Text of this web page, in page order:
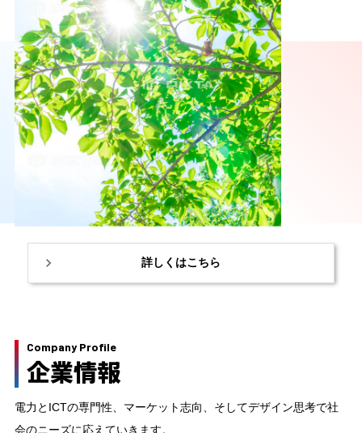
詳しくはこちら
Company Profile
企業情報
電力とICTの専門性、マーケット志向、そしてデザイン思考で社
会のニーズに応えていきます。